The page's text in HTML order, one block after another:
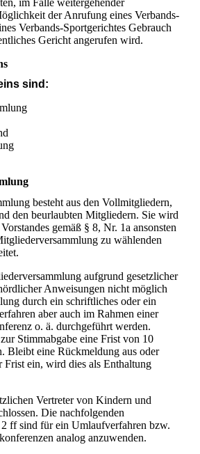
im Falle weitergehender
der Anrufung eines Verbands-
Verbands-Sportgerichtes Gebrauch
Gericht angerufen wird.
sind:
besteht aus den Vollmitgliedern,
den beurlaubten Mitgliedern. Sie wird
gemäß § 8, Nr. 1a ansonsten
zu wählenden
aufgrund gesetzlicher
Anweisungen nicht möglich
durch ein schriftliches oder ein
aber auch im Rahmen einer
o. ä. durchgeführt werden.
Stimmabgabe eine Frist von 10
Bleibt eine Rückmeldung aus oder
Frist ein, wird dies als Enthaltung
Vertreter von Kindern und
Die nachfolgenden
ff sind für ein Umlaufverfahren bzw.
analog anzuwenden.